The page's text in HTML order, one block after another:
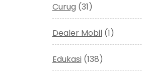
Curug (31)
Dealer Mobil(1)
Edukasi(138)